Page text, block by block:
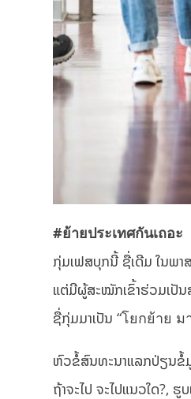
#ย้ายประเทศกันเถอะ
ກຸ່ມເຟສບຸກນີ້ ຊື່ເດີມ ໃນພາ
ແຕ່ມີຜູ້ສະໝັກເຂົ້າຮ່ວມເປັ
ຊື່ກຸ່ມມາເປັນ “โยกย้าย
ຫົວຂໍ້ສົນທະນາແລກປ່ຽນຂໍ້
ຖ້າຈະໄປ ຈະໄປແນວໃດ?,